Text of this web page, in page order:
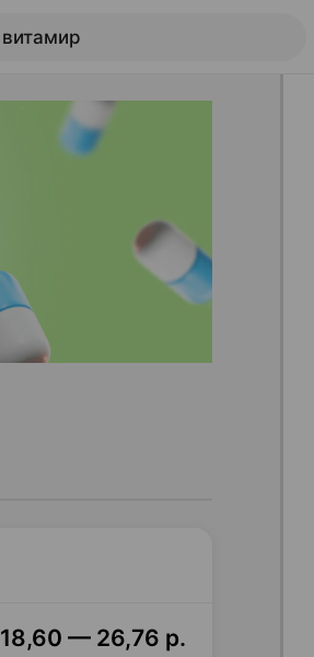
18,60 — 26,76 р.